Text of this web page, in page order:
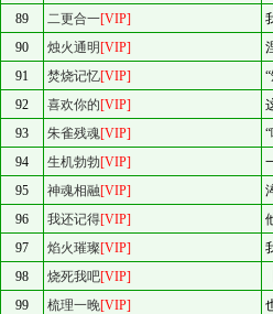
89
二更合一[VIP]
90
烛火通明 [VIP]
91
焚烧记忆[VIP]
92
喜欢你的[VIP]
93
朱雀残魂[VIP]
94
生机勃勃[VIP]
95
神魂相融[VIP]
96
我还记得[VIP]
97
焰火璀璨[VIP]
98
烧死我吧[VIP]
99
梳理一晚[VIP]